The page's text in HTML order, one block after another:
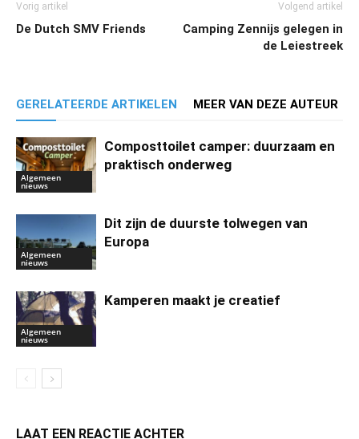
Vorig artikel
De Dutch SMV Friends
Volgend artikel
Camping Zennijs gelegen in
de Leiestreek
GERELATEERDE ARTIKELEN MEER VAN DEZE AUTEUR
Algemeen
nieuws
Composttoilet camper: duurzaam en
praktisch onderweg
Algemeen
nieuws
Dit zijn de duurste tolwegen van
Europa
Algemeen
nieuws
Kamperen maakt je creatief
LAAT EEN REACTIE ACHTER